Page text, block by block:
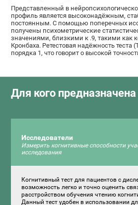
Представленный в
профиль является высоконадёжным,
постоянным. С помощью поперечных
получены психометрические
значениями, близкими к .9, такими как
Кронбаха. Ретестовая надёжность теста
порядка 1, что говорит о высокой
Для кого
Исследователи
Измерить когнитивные способности
исследования
Когнитивный тест для пациентов с
возможность легко и точно оценить
расстройством обучения чтению
Данный тест удобен в использовании